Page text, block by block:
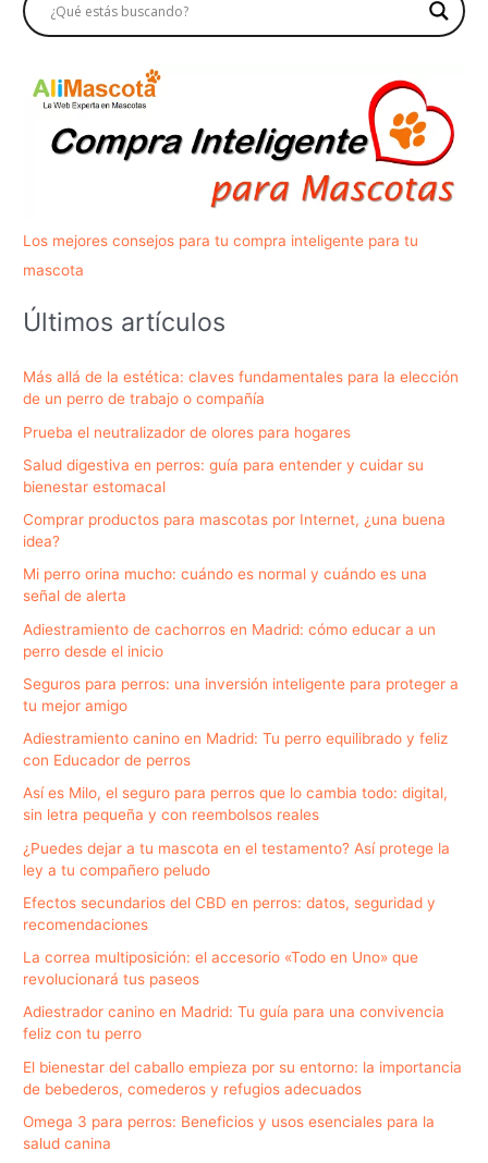
Los mejores consejos para tu compra inteligente para tu
mascota
Últimos artículos
Más allá de la estética: claves fundamentales para la elección
de un perro de trabajo o compañía
Prueba el neutralizador de olores para hogares
Salud digestiva en perros: guía para entender y cuidar su
bienestar estomacal
Comprar productos para mascotas por Internet, ¿una buena
idea?
Mi perro orina mucho: cuándo es normal y cuándo es una
señal de alerta
Adiestramiento de cachorros en Madrid: cómo educar a un
perro desde el inicio
Seguros para perros: una inversión inteligente para proteger a
tu mejor amigo
Adiestramiento canino en Madrid: Tu perro equilibrado y feliz
con Educador de perros
Así es Milo, el seguro para perros que lo cambia todo: digital,
sin letra pequeña y con reembolsos reales
¿Puedes dejar a tu mascota en el testamento? Así protege la
ley a tu compañero peludo
Efectos secundarios del CBD en perros: datos, seguridad y
recomendaciones
La correa multiposición: el accesorio «Todo en Uno» que
revolucionará tus paseos
Adiestrador canino en Madrid: Tu guía para una convivencia
feliz con tu perro
El bienestar del caballo empieza por su entorno: la importancia
de bebederos, comederos y refugios adecuados
Omega 3 para perros: Beneficios y usos esenciales para la
salud canina